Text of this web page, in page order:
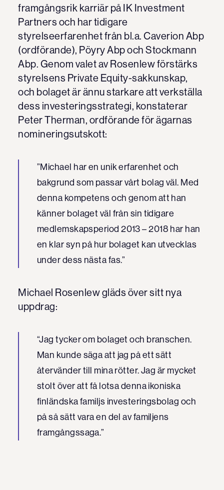
framgångsrik karriär på IK Investment
Partners och har tidigare
styrelseerfarenhet från bl.a. Caverion Abp
(ordförande), Pöyry Abp och Stockmann
Abp. Genom valet av Rosenlew förstärks
styrelsens Private Equity-sakkunskap,
och bolaget är ännu starkare att verkställa
dess investeringsstrategi, konstaterar
Peter Therman, ordförande för ägarnas
nomineringsutskott:
”Michael har en unik erfarenhet och
bakgrund som passar vårt bolag väl. Med
denna kompetens och genom att han
känner bolaget väl från sin tidigare
medlemskapsperiod 2013 – 2018 har han
en klar syn på hur bolaget kan utvecklas
under dess nästa fas.”
Michael Rosenlew gläds över sitt nya
uppdrag:
“Jag tycker om bolaget och branschen.
Man kunde säga att jag på ett sätt
återvänder till mina rötter. Jag är mycket
stolt över att få lotsa denna ikoniska
finländska familjs investeringsbolag och
på så sätt vara en del av familjens
framgångssaga.”